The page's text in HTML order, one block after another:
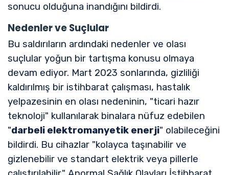
sonucu olduğuna inandığını bildirdi.
Nedenler ve Suçlular
Bu saldırıların ardındaki nedenler ve olası
suçlular yoğun bir tartışma konusu olmaya
devam ediyor. Mart 2023 sonlarında, gizliliği
kaldırılmış bir istihbarat çalışması, hastalık
yelpazesinin en olası nedeninin, "ticari hazır
teknoloji" kullanılarak binalara nüfuz edebilen
"darbeli elektromanyetik enerji" olabileceğini
bildirdi. Bu cihazlar "kolayca taşınabilir ve
gizlenebilir ve standart elektrik veya pillerle